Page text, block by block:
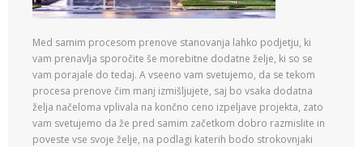
Med samim procesom prenove stanovanja lahko podjetju, ki
vam prenavlja sporočite še morebitne dodatne želje, ki so se
vam porajale do tedaj. A vseeno vam svetujemo, da se tekom
procesa prenove čim manj izmišljujete, saj bo vsaka dodatna
želja načeloma vplivala na končno ceno izpeljave projekta, zato
vam svetujemo da že pred samim začetkom dobro razmislite in
poveste vse svoje želje, na podlagi katerih bodo strokovnjaki